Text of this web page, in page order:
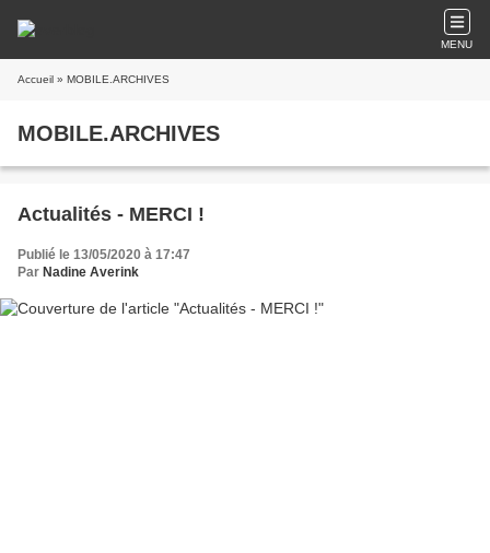
MENU
Accueil » MOBILE.ARCHIVES
MOBILE.ARCHIVES
Actualités - MERCI !
Publié le 13/05/2020 à 17:47
Par Nadine Averink